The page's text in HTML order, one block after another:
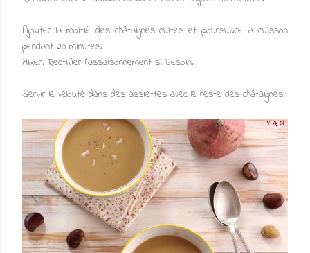
Ajouter la moitié des châtaignes cuites et poursuivre la cuisson
pendant 20 minutes.
Mixer. Rectifier l'assaisonnement si besoin.
Servir le velouté dans des assiettes avec le reste des châtaignes.